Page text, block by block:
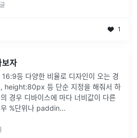
1
자
등 다양한 비율로 디자인이 오는 경
등 단순 지정을 해줘서 하
경우 디바이스에 마다 너비값이 다른
%단위나 paddin...